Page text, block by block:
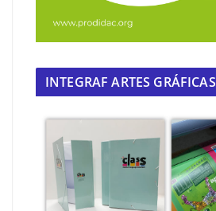
INTEGRAF ARTES GRÁFICAS